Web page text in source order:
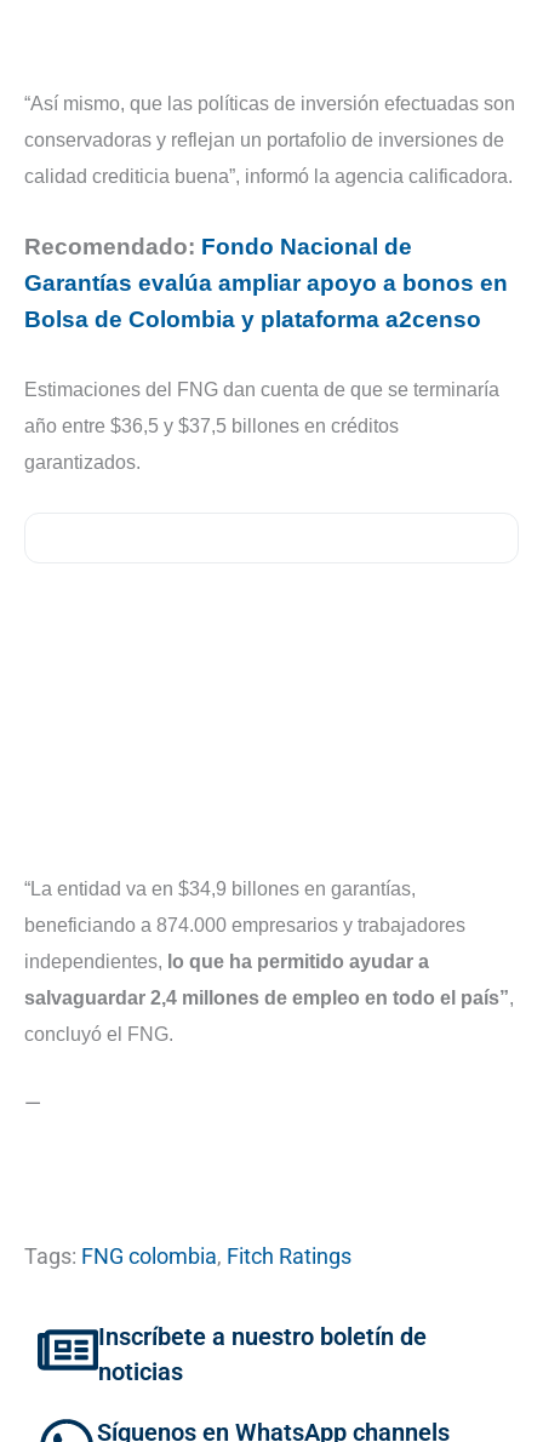
“Así mismo, que las políticas de inversión efectuadas son
conservadoras y reflejan un portafolio de inversiones de
calidad crediticia buena”, informó la agencia calificadora.
Recomendado: Fondo Nacional de
Garantías evalúa ampliar apoyo a bonos en
Bolsa de Colombia y plataforma a2censo
Estimaciones del FNG dan cuenta de que se terminaría
año entre $36,5 y $37,5 billones en créditos
garantizados.
“La entidad va en $34,9 billones en garantías,
beneficiando a 874.000 empresarios y trabajadores
independientes, lo que ha permitido ayudar a
salvaguardar 2,4 millones de empleo en todo el país”,
concluyó el FNG.
—
Tags: FNG colombia, Fitch Ratings
Inscríbete a nuestro boletín de
noticias
Síguenos en WhatsApp channels